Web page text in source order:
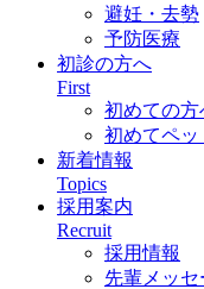
避妊・去勢
予防医療
初診の方へ
First
初めての方
初めてペ
新着情報
Topics
採用案内
Recruit
採用情報
先輩メッセ